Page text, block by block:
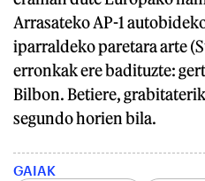
Arrasateko AP-1
iparraldeko paretara arte
erronkak ere badituzte:
Bilbon. Betiere,
segundo horien bila.
GAIAK